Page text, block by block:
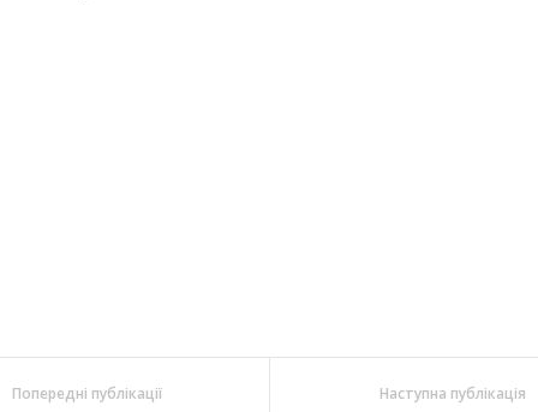
Попередні публікації Наступна публікація